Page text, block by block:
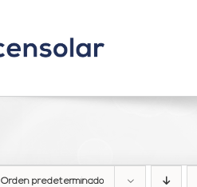
Orden predeterminado